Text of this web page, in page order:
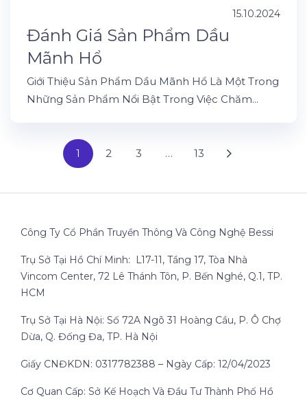
15.10.2024
Đánh Giá Sản Phẩm Dầu
Mãnh Hổ
Giới Thiệu Sản Phẩm Dầu Mãnh Hổ Là Một Trong
Những Sản Phẩm Nổi Bật Trong Việc Chăm...
1 2 3 … 13
Công Ty Cổ Phần Truyền Thông Và Công Nghệ Bessi
Trụ Sở Tại Hồ Chí Minh: L17-11, Tầng 17, Tòa Nhà
Vincom Center, 72 Lê Thánh Tôn, P. Bến Nghé, Q.1, TP.
HCM
Trụ Sở Tại Hà Nội: Số 72A Ngõ 31 Hoàng Cầu, P. Ô Chợ
Dừa, Q. Đống Đa, TP. Hà Nội
Giấy CNĐKDN: 0317782388 – Ngày Cấp: 12/04/2023
Cơ Quan Cấp: Sở Kế Hoạch Và Đầu Tư Thành Phố Hồ